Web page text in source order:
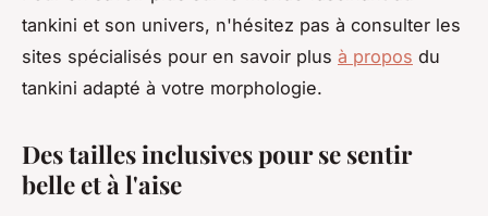
tankini et son univers, n'hésitez pas à consulter les
sites spécialisés pour en savoir plus à propos du
tankini adapté à votre morphologie.
Des tailles inclusives pour se sentir
belle et à l'aise